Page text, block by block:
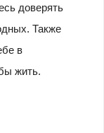
доверять
Также
в
жить.